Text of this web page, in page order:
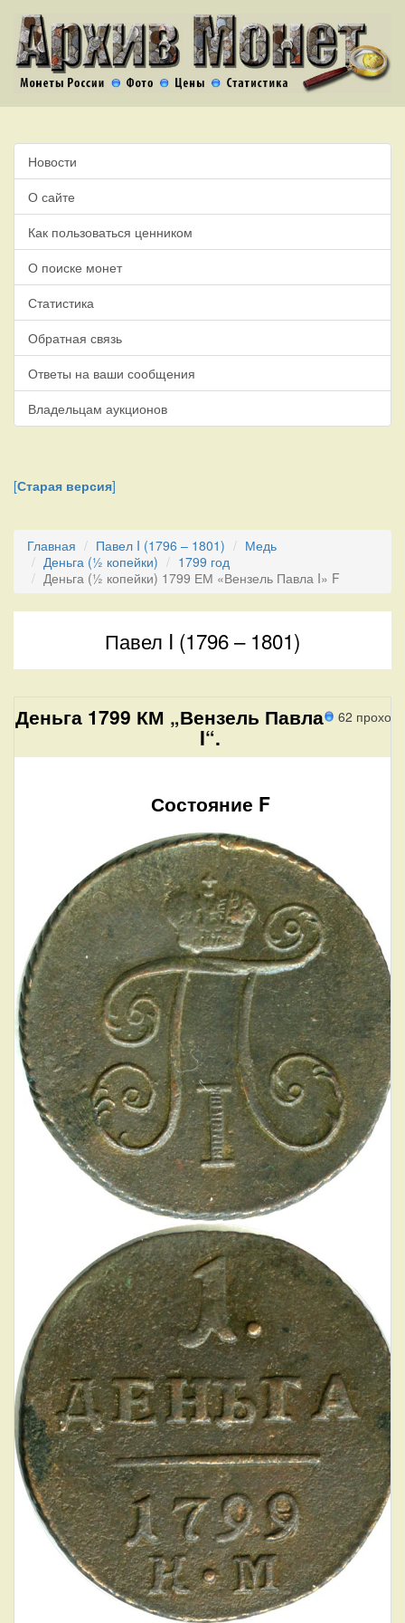
Новости
О сайте
Как пользоваться ценником
О поиске монет
Статистика
Обратная связь
Ответы на ваши сообщения
Владельцам аукционов
[Старая версия]
Главная Павел I (1796 – 1801)
Медь
Деньга (½ копейки)
1799 год
Деньга (½ копейки) 1799 ЕМ «Вензель Павла I» F
Павел I (1796 – 1801)
62 прохода
Деньга 1799 КМ „Вензель Павла
I“.
Состояние F